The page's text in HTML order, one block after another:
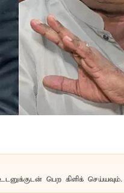
பெற கிளிக் செய்யவும்.